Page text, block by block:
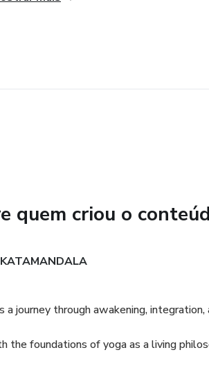
quem criou o
journey through awakening, integration,
the foundations of yoga as a living